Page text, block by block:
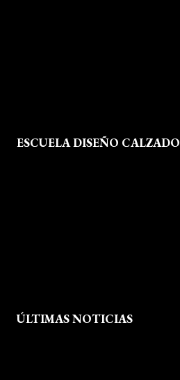
ESCUELA DISEÑO CALZADO
ÚLTIMAS NOTICIAS